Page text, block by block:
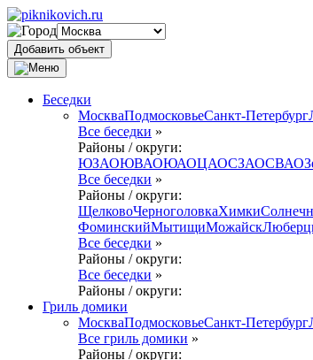
Добавить объект
Беседки
МоскваПодмосковьеСанкт-Петербург
Все беседки »
Районы / округи:
ЮЗАОЮВАОЮАОЦАОСЗАОСВАО
Все беседки »
Районы / округи:
ЩелковоЧерноголовкаХимки
ФоминскийМытищиМожайск
Все беседки »
Районы / округи:
Все беседки »
Районы / округи:
Гриль домики
МоскваПодмосковьеСанкт-Петербург
Все гриль домики »
Районы / округи: